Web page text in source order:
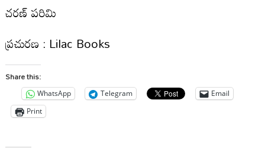
చరణ్ పరిమి
ప్రచురణ : Lilac Books
Share this:
WhatsApp Telegram
Email
Print